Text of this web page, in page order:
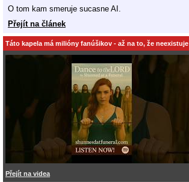
O tom kam smeruje sucasne AI.
Přejít na článek
Táto kapela má milióny fanúšikov - až na to, že neexistuje
Přejít na videa